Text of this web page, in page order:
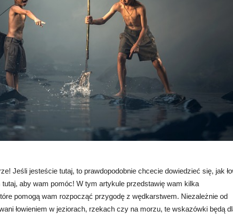
Jeśli jesteście tutaj, to prawdopodobnie chcecie dowiedzieć się, jak
aby wam pomóc! W tym artykule przedstawię wam kilka
pomogą wam rozpocząć przygodę z wędkarstwem. Niezależnie od
łowieniem w jeziorach, rzekach czy na morzu, te wskazówki będą